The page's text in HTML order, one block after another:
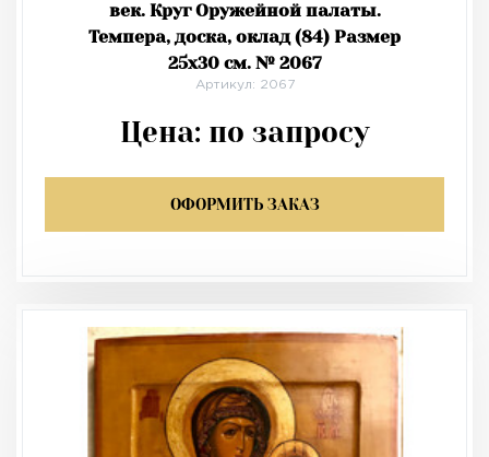
век. Круг Оружейной палаты.
Темпера, доска, оклад (84) Размер
25х30 см. № 2067
Артикул: 2067
Цена: по запросу
ОФОРМИТЬ ЗАКАЗ